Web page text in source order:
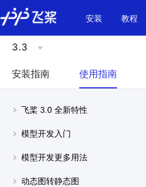
\u200E
安装
教程
3.3
安装指南 使用指南
飞桨 3.0 全新特性
模型开发入门
模型开发更多用法
动态图转静态图